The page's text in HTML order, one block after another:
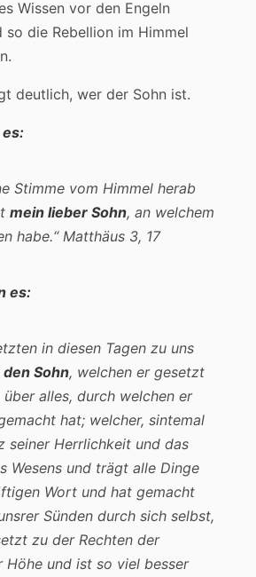
Wissen vor den Engeln
so die Rebellion im Himmel
deutlich, wer der Sohn ist.
Stimme vom Himmel herab
mein lieber Sohn, an welchem
habe.“ Matthäus 3, 17
es:
in diesen Tagen zu uns
Sohn, welchen er gesetzt
alles, durch welchen er
hat; welcher, sintemal
seiner Herrlichkeit und das
Wesens und trägt alle Dinge
Wort und hat gemacht
Sünden durch sich selbst,
zu der Rechten der
Höhe und ist so viel besser